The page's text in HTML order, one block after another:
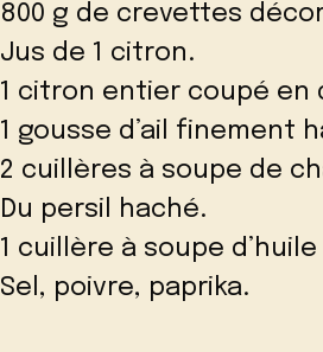
800 g de crevettes
Jus de 1 citron.
1 citron entier coupé en
1 gousse d’ail finement
2 cuillères à soupe de
Du persil haché.
1 cuillère à soupe d’huile
Sel, poivre, paprika.